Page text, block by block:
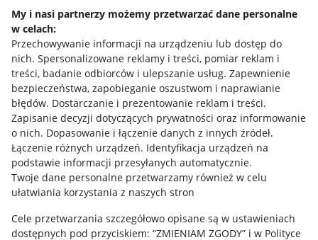
My i nasi partnerzy możemy przetwarzać dane personalne
w celach:
Przechowywanie informacji na urządzeniu lub dostęp do
nich. Spersonalizowane reklamy i treści, pomiar reklam i
treści, badanie odbiorców i ulepszanie usług. Zapewnienie
bezpieczeństwa, zapobieganie oszustwom i naprawianie
błędów. Dostarczanie i prezentowanie reklam i treści.
Zapisanie decyzji dotyczących prywatności oraz informowanie
o nich. Dopasowanie i łączenie danych z innych źródeł.
Łączenie różnych urządzeń. Identyfikacja urządzeń na
podstawie informacji przesyłanych automatycznie.
Twoje dane personalne przetwarzamy również w celu
ułatwiania korzystania z naszych stron
Cele przetwarzania szczegółowo opisane są w ustawieniach
dostępnych pod przyciskiem: “ZMIENIAM ZGODY” i w Polityce
Allegro Gadane dla sprzedających
Allegro Gadane dla kupujących
Mapa miejscowości
Informacje prawne
Regulamin
Polityka plików "cookies"
Ustawienia plików "cookies"
Udostępnianie lokalizacji